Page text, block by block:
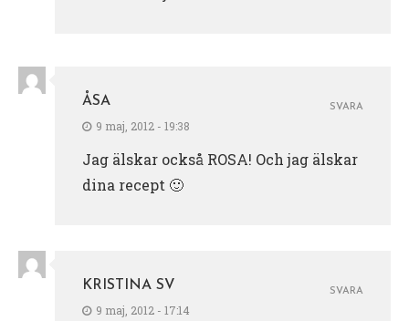
ÅSA
9 maj, 2012 - 19:38
Jag älskar också ROSA! Och jag älskar
dina recept 🙂
SVARA
KRISTINA SV
9 maj, 2012 - 17:14
SVARA